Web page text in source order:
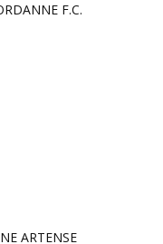
F.C.
ARTENSE